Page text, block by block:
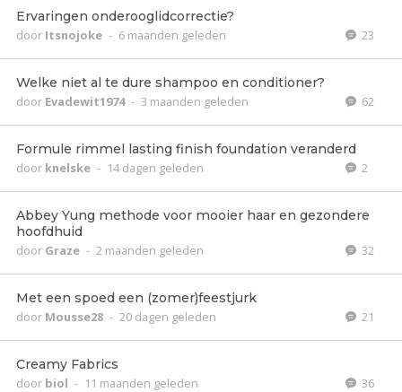
Ervaringen onderooglidcorrectie?
door Itsnojoke - 6 maanden geleden 23
Welke niet al te dure shampoo en conditioner?
door Evadewit1974 - 3 maanden geleden 62
Formule rimmel lasting finish foundation veranderd
door knelske - 14 dagen geleden 2
Abbey Yung methode voor mooier haar en gezondere
hoofdhuid
door Graze - 2 maanden geleden 32
Met een spoed een (zomer)feestjurk
door Mousse28 - 20 dagen geleden 21
Creamy Fabrics
door biol - 11 maanden geleden 36